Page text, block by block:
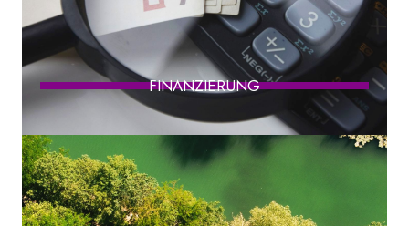
FINANZIERUNG